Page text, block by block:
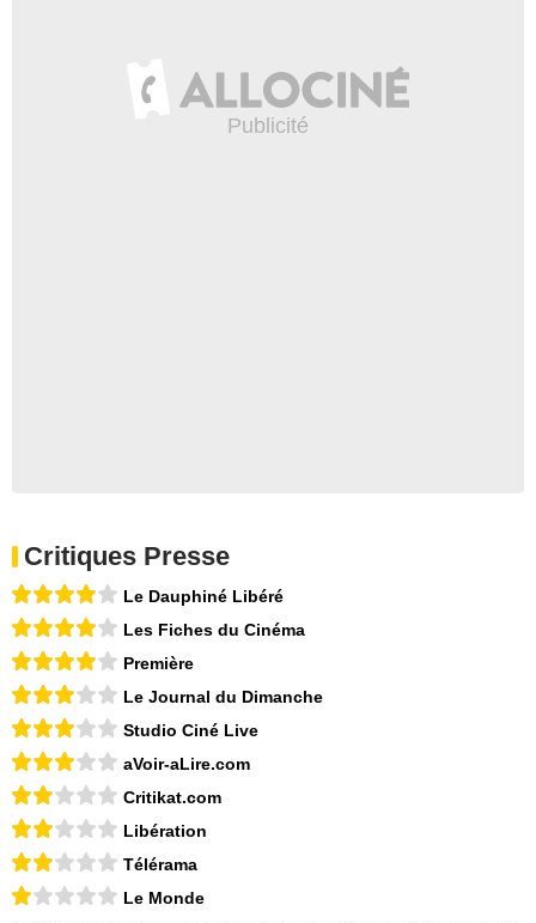
Critiques Presse
Le Dauphiné Libéré
Les Fiches du Cinéma
Première
Le Journal du Dimanche
Studio Ciné Live
aVoir-aLire.com
Critikat.com
Libération
Télérama
Le Monde